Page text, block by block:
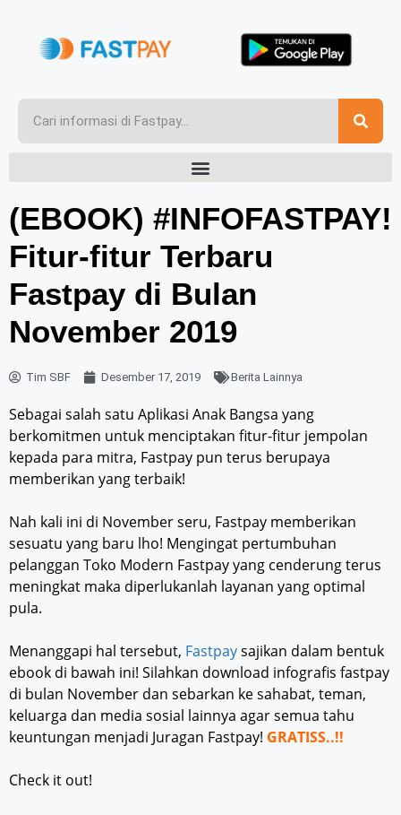
(EBOOK) #INFOFASTPAY!
Fitur-fitur Terbaru
Fastpay di Bulan
November 2019
Tim SBF Desember 17, 2019 Berita Lainnya
Sebagai salah satu Aplikasi Anak Bangsa yang
berkomitmen untuk menciptakan fitur-fitur jempolan
kepada para mitra, Fastpay pun terus berupaya
memberikan yang terbaik!
Nah kali ini di November seru, Fastpay memberikan
sesuatu yang baru lho! Mengingat pertumbuhan
pelanggan Toko Modern Fastpay yang cenderung terus
meningkat maka diperlukanlah layanan yang optimal
pula.
Menanggapi hal tersebut, Fastpaysajikan dalam bentuk
ebook di bawah ini! Silahkan download infografis fastpay
di bulan November dan sebarkan ke sahabat, teman,
keluarga dan media sosial lainnya agar semua tahu
keuntungan menjadi Juragan Fastpay! GRATISS..!!
Check it out!